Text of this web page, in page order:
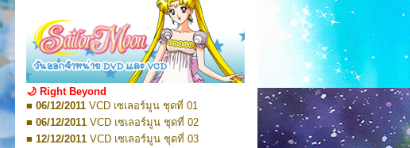
Pretty Guardian Sailor Moon Eternal
Edition 10
■ TBA 2026Code Name: Sailor V 1
■ TBA 2026Code Name: Sailor V 2
VCD เซเลอร์มูน คริสตัล VOL.10
■ 10/08/2016
VCD เซเลอร์มูน คริสตัล VOL.11
■ 10/08/2016VCD เซเลอร์มูน คริสตัล VOL.12
■ 17/08/2016VCD เซเลอร์มูน คริสตัล VOL.13
■ 26/05/2016 DVD เซเลอร์มูน คริสตัล VOL.1
■ 08/07/2016DVD เซเลอร์มูน คริสตัล VOL.2
■ 19/08/2016 DVD เซเลอร์มูน คริสตัล VOL.3
■ 08/09/2016 DVD เซเลอร์มูน คริสตัล VOL.4
■ 07/10/2016 DVD เซเลอร์มูน คริสตัล VOL.5
🌙 Right Beyond
■ 06/12/2011 VCD เซเลอร์มูน ชุดที่ 01
■ 06/12/2011 VCD เซเลอร์มูน ชุดที่ 02
■ 12/12/2011 VCD เซเลอร์มูน ชุดที่ 03